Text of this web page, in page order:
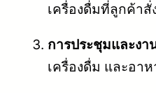
เครื่องดื่มที่ลูกค้าสั่
การประชุมและงา
เครื่องดื่ม และอา